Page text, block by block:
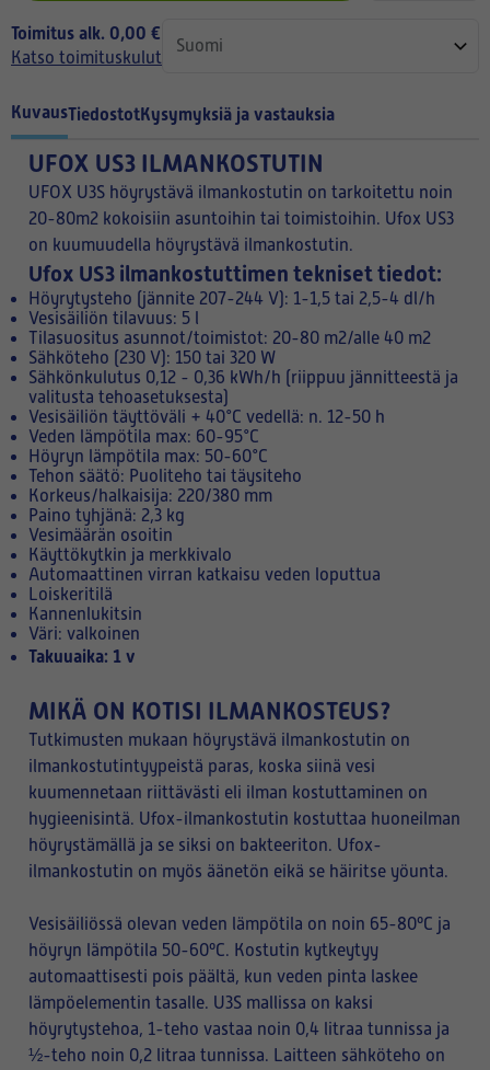
Toimitus alk. 0,00 €
Katso toimituskulut
KuvausTiedostotKysymyksiä ja vastauksia
UFOX US3 ILMANKOSTUTIN
UFOX U3S höyrystävä ilmankostutin on tarkoitettu noin
20-80m2 kokoisiin asuntoihin tai toimistoihin. Ufox US3
on kuumuudella höyrystävä ilmankostutin.
Ufox US3 ilmankostuttimen tekniset tiedot:
Höyrytysteho (jännite 207-244 V): 1-1,5 tai 2,5-4 dl/h
Vesisäiliön tilavuus: 5 l
Tilasuositus asunnot/toimistot: 20-80 m2/alle 40 m2
Sähköteho (230 V): 150 tai 320 W
Sähkönkulutus 0,12 - 0,36 kWh/h (riippuu jännitteestä ja
valitusta tehoasetuksesta)
Vesisäiliön täyttöväli + 40°C vedellä: n. 12-50 h
Veden lämpötila max: 60-95°C
Höyryn lämpötila max: 50-60°C
Tehon säätö: Puoliteho tai täysiteho
Korkeus/halkaisija: 220/380 mm
Paino tyhjänä: 2,3 kg
Vesimäärän osoitin
Käyttökytkin ja merkkivalo
Automaattinen virran katkaisu veden loputtua
Loiskeritilä
Kannenlukitsin
Väri: valkoinen
Takuuaika: 1 v
MIKÄ ON KOTISI ILMANKOSTEUS?
Tutkimusten mukaan höyrystävä ilmankostutin on
ilmankostutintyypeistä paras, koska siinä vesi
kuumennetaan riittävästi eli ilman kostuttaminen on
hygieenisintä. Ufox-ilmankostutin kostuttaa huoneilman
höyrystämällä ja se siksi on bakteeriton. Ufox-
ilmankostutin on myös äänetön eikä se häiritse yöunta.
Vesisäiliössä olevan veden lämpötila on noin 65-80ºC ja
höyryn lämpötila 50-60ºC. Kostutin kytkeytyy
automaattisesti pois päältä, kun veden pinta laskee
lämpöelementin tasalle. U3S mallissa on kaksi
höyrytystehoa, 1-teho vastaa noin 0,4 litraa tunnissa ja
½-teho noin 0,2 litraa tunnissa. Laitteen sähköteho on